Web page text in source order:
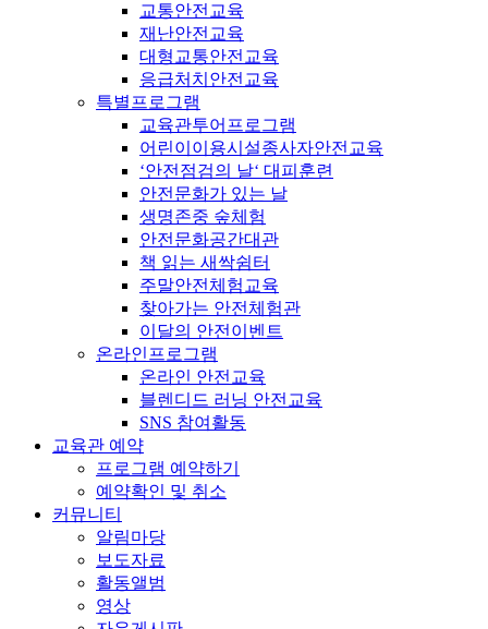
교통안전교육
재난안전교육
대형교통안전교육
응급처치안전교육
특별프로그램
교육관투어프로그램
어린이이용시설종사자안전교육
‘안전점검의 날‘ 대피훈련
안전문화가 있는 날
생명존중 숲체험
안전문화공간대관
책 읽는 새싹쉼터
주말안전체험교육
찾아가는 안전체험관
이달의 안전이벤트
온라인프로그램
온라인 안전교육
블렌디드 러닝 안전교육
SNS 참여활동
교육관 예약
프로그램 예약하기
예약확인 및 취소
커뮤니티
알림마당
보도자료
활동앨범
영상